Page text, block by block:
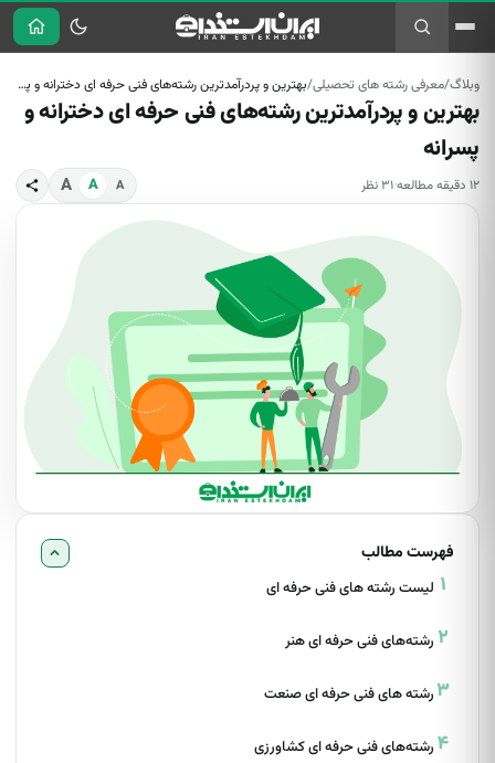
وبلاگ
تازه‌ها
استخدام دولتی
و آزمون‌ها
معرفی مشاغل
و رشته‌ها
راهنمای شغلی
راهنمایی شغلی
رزومه‌نویسی
معرفی و
آموزش
معرفی مشاغل
تحصیلی
معرفی کتاب
کارآفرینی
استخدام و
قوانین
استخدام دولتی
گوناگون
دنبال آگهی استخدام هستید؟
مشاهده آگهی‌های فعال در سایت اصلی ←
وبلاگ/معرفی رشته های تحصیلی/ بهترین و پردرآمدترین رشته‌های فنی حرفه ای دخترانه و پسرانه
بهترین و پردرآمدترین رشته‌های فنی حرفه ای دخترانه و
پسرانه
۱۲ دقیقه مطالعه ·۳۱ نظر A
A
A
فهرست مطالب
لیست رشته های فنی حرفه ای
رشته‌های فنی حرفه ای هنر
رشته های فنی حرفه ای صنعت
رشته‌های فنی حرفه ای کشاورزی